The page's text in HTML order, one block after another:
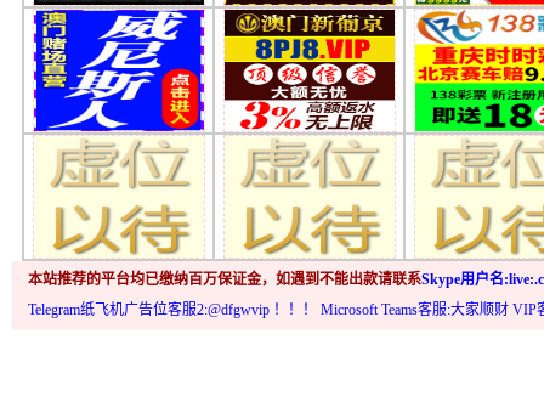
本站推荐的平台均已缴纳百万保证金，如遇到不能出款请联系Skype用户名
Telegram纸飞机广告位客服2:@dfgwvip ！！！ Microsoft Teams客服:大家顺财 VIP